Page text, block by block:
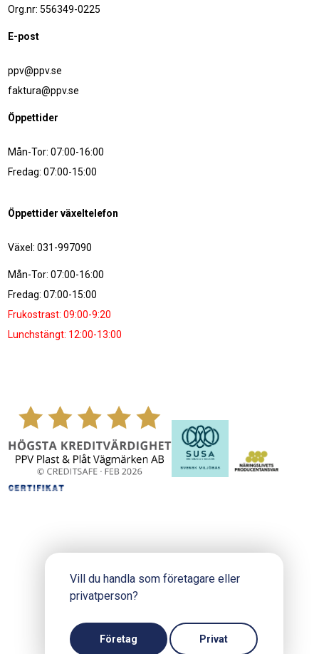
Org.nr: 556349-0225
E-post
ppv@ppv.se
faktura@ppv.se
Öppettider
Mån-Tor: 07:00-16:00
Fredag: 07:00-15:00
Öppettider växeltelefon
Växel: 031-997090
Mån-Tor: 07:00-16:00
Fredag: 07:00-15:00
Frukostrast: 09:00-9:20
Lunchstängt: 12:00-13:00
Produktion och design: Webbpartner
Vill du handla som företagare eller
privatperson?
Företag Privat